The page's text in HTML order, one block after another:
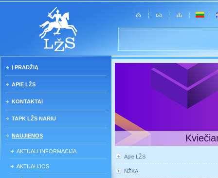
Į PRADŽIĄ
APIE LŽS
KONTAKTAI
TAPK LŽS NARIU
NAUJIENOS
AKTUALI INFORMACIJA
AKTUALIJOS
Apie LŽS
NŽKA